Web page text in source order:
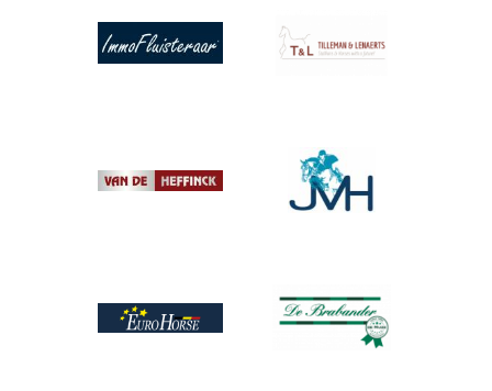
Afbeelding Afbeelding
Afbeelding
Afbeelding
Afbeelding
Afbeelding